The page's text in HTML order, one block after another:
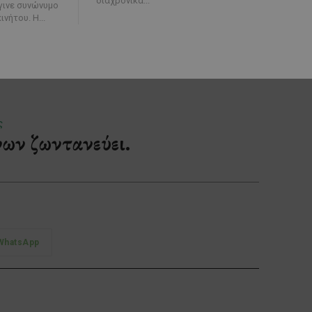
συνώνυμο
της ίδιας της ιστορίας του αυτοκινήτου. Η...